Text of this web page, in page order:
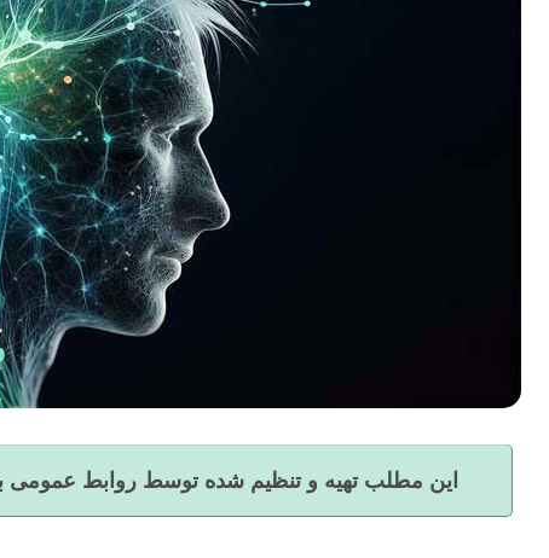
این مطلب تهیه و تنظیم شده توسط روابط عمومی